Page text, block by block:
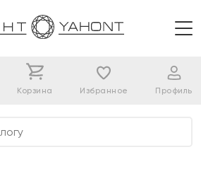
Корзина Избранное Профиль